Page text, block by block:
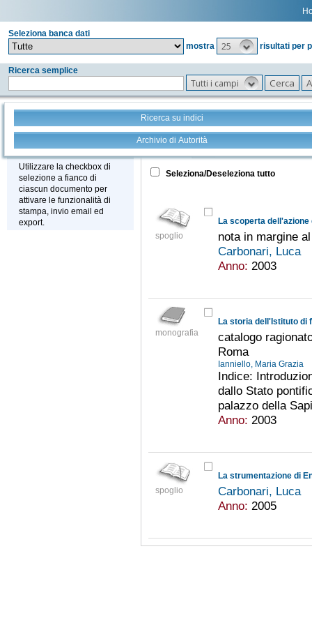
Seleziona banca dati
mostra
25 risultati per
Ricerca semplice
Tutti i campi
Ricerca su indici
Archivio di Autorità
Stampa - Email - Export
Utilizzare la checkbox di
selezione a fianco di
ciascun documento per
attivare le funzionalità di
stampa, invio email ed
export.
Tutto +
Seleziona/Deseleziona tutto
spoglio
nota in margine
Carbonari, Luca
Anno: 2003
monografia
catalogo
Roma
Ianniello, Maria Grazia
Indice:
dallo Stato
palazzo della
Anno: 2003
spoglio
Carbonari, Luca
Anno: 2005